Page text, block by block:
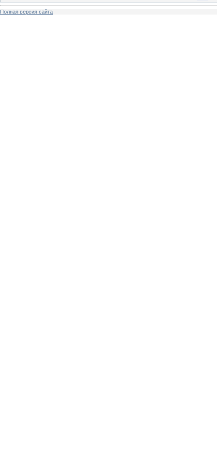
Полная версия сайта